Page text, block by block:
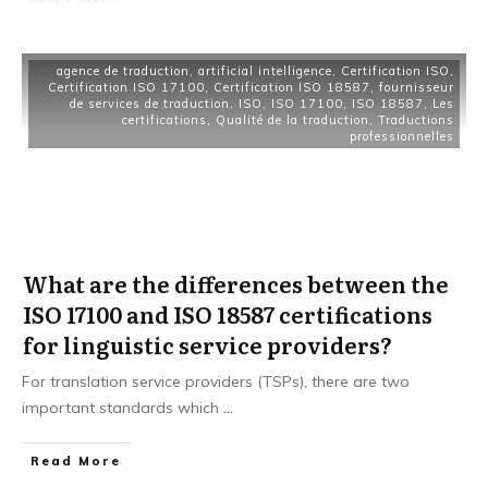
agence de traduction , artificial intelligence, Certification ISO ,
Certification ISO 17100, Certification ISO 18587 , fournisseur
de services de traduction , ISO , ISO 17100, ISO 18587 , Les
certifications , Qualité de la traduction , Traductions
professionnelles
What are the differences between the
ISO 17100 and ISO 18587 certifications
for linguistic service providers?
For translation service providers (TSPs), there are two
important standards which ...
Read More